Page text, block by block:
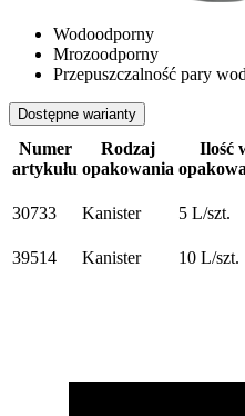
Wodoodporny
Mrozoodporny
Przepuszczalność pary
Dostępne warianty
Numer
artykułu
Rodzaj
opakowania
Ilość
30733 Kanister 5 L/szt.
39514
Kanister 10 L/szt.